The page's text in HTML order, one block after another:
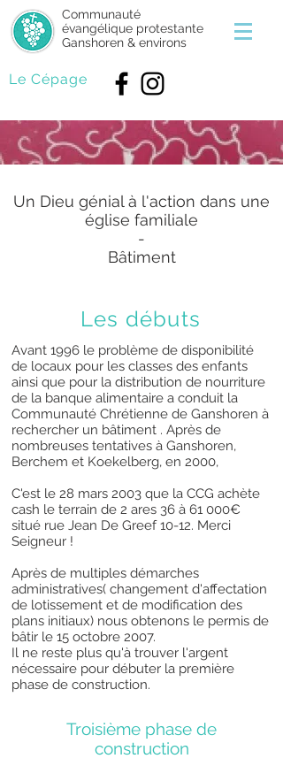
Communauté
évangélique protestante
Ganshoren & environs
Le Cépage
Un Dieu génial à l'action dans une
église familiale
-
Bâtiment
Les débuts
Avant 1996 le problème de disponibilité
de locaux pour les classes des enfants
ainsi que pour la distribution de nourriture
de la banque alimentaire a conduit la
Communauté Chrétienne de Ganshoren à
rechercher un bâtiment . Après de
nombreuses tentatives à Ganshoren,
Berchem et Koekelberg, en 2000,
C'est le 28 mars 2003 que la CCG achète
cash le terrain de 2 ares 36 à 61 000€
situé rue Jean De Greef 10-12. Merci
Seigneur !
Après de multiples démarches
administratives( changement d'affectation
de lotissement et de modification des
plans initiaux) nous obtenons le permis de
bâtir le 15 octobre 2007.
Il ne reste plus qu'à trouver l'argent
nécessaire pour débuter la première
phase de construction.
Troisième phase de
construction